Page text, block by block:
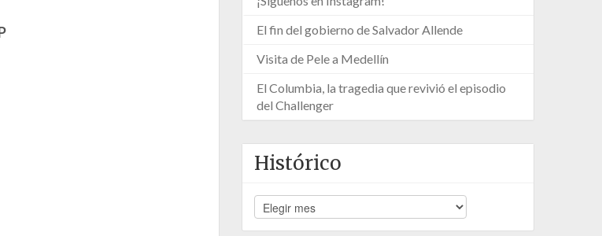
El fin del gobierno de Salvador Allende
Visita de Pele a Medellín
El Columbia, la tragedia que revivió el episodio
del Challenger
Histórico